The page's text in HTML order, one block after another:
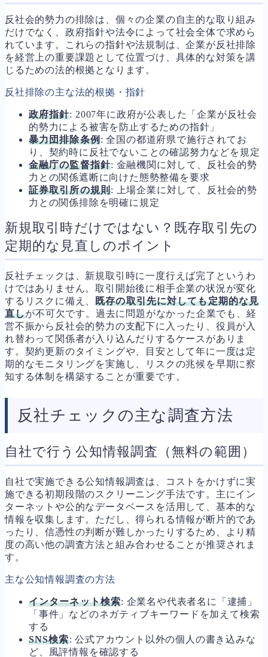
反社会的勢力の排除は、個々の企業の自主的な取り組み
だけでなく、政府指針や法令によって社会全体で求めら
れています。これらの指針や法規制は、企業が反社排除
を経営上の重要課題として位置づけ、具体的な対策を講
じるための法的根拠となります。
反社排除の主な法的根拠・指針
政府指針: 2007年に政府が公表した「企業が反社会
的勢力による被害を防止するための指針」
暴力団排除条例: 全国の都道府県で施行されてお
り、契約時に反社でないことの確認努力などを規定
金融庁の監督指針: 金融機関に対して、反社会的勢
力との関係遮断に向けた態勢整備を要求
証券取引所の規則: 上場企業に対して、反社会的勢
力との関係排除を明確に規定
新規取引時だけではない？既存取引先の
定期的な見直しのポイント
反社チェックは、新規取引時に一度行えば完了というわ
けではありません。取引開始後に相手企業の状況が変化
するリスクに備え、既存の取引先に対しても定期的な見
直しが不可欠です。過去に問題がなかった企業でも、経
営不振から反社会的勢力の支配下に入ったり、役員が入
れ替わって関係者が入り込んだりするケースがありま
す。契約更新のタイミングや、目安として年に一度は定
期的なモニタリングを実施し、リスクの兆候を早期に察
知する体制を構築することが重要です。
反社チェックの主な調査方法
自社で行う公知情報調査（無料の範囲）
自社で実施できる公知情報調査は、コストをかけずに実
施できる初期段階のスクリーニング手法です。主にイン
ターネットや公的なデータベースを活用して、基本的な
情報を収集します。ただし、得られる情報が断片的であ
ったり、信憑性の判断が難しかったりするため、より精
度の高い他の調査方法と組み合わせることが推奨されま
す。
主な公知情報調査の方法
インターネット検索: 企業名や代表者名に「逮捕」
「事件」などのネガティブキーワードを加えて検索
する
SNS検索: 公式アカウント以外の個人の書き込みな
ど、風評情報を確認する